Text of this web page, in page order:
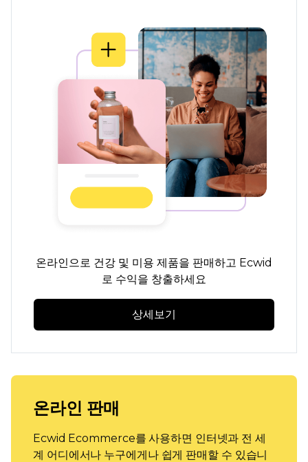
온라인으로 건강 및 미용 제품을 판매하고 Ecwid
로 수익을 창출하세요
상세보기
온라인 판매
Ecwid Ecommerce를 사용하면 인터넷과 전 세
계 어디에서나 누구에게나 쉽게 판매할 수 있습니